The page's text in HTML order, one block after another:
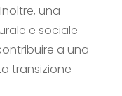
una
e sociale
a una
transizione